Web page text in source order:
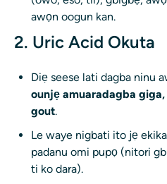
awọn oogun kan.
2. Uric Acid Okuta
Diẹ seese lati dagba ninu
ounjẹ amuaradagba
gout.
Le waye nigbati ito jẹ
padanu omi pupọ (nitori
ti ko dara).